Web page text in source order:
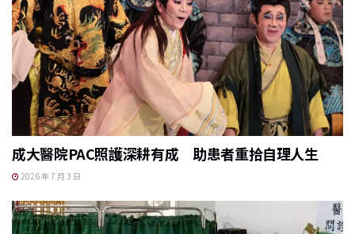
成大醫院PAC照護深耕有成 助患者重拾自理人生
2026 年 7 月 3 日